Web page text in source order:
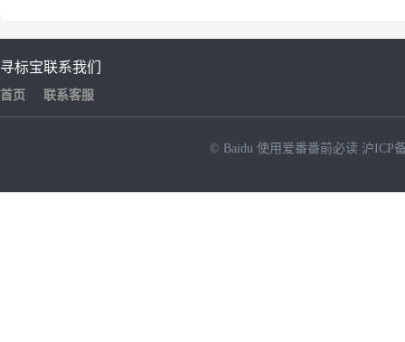
寻标宝
首页
联系我们
联系客服
© Baidu 使用爱番番前必读 沪ICP